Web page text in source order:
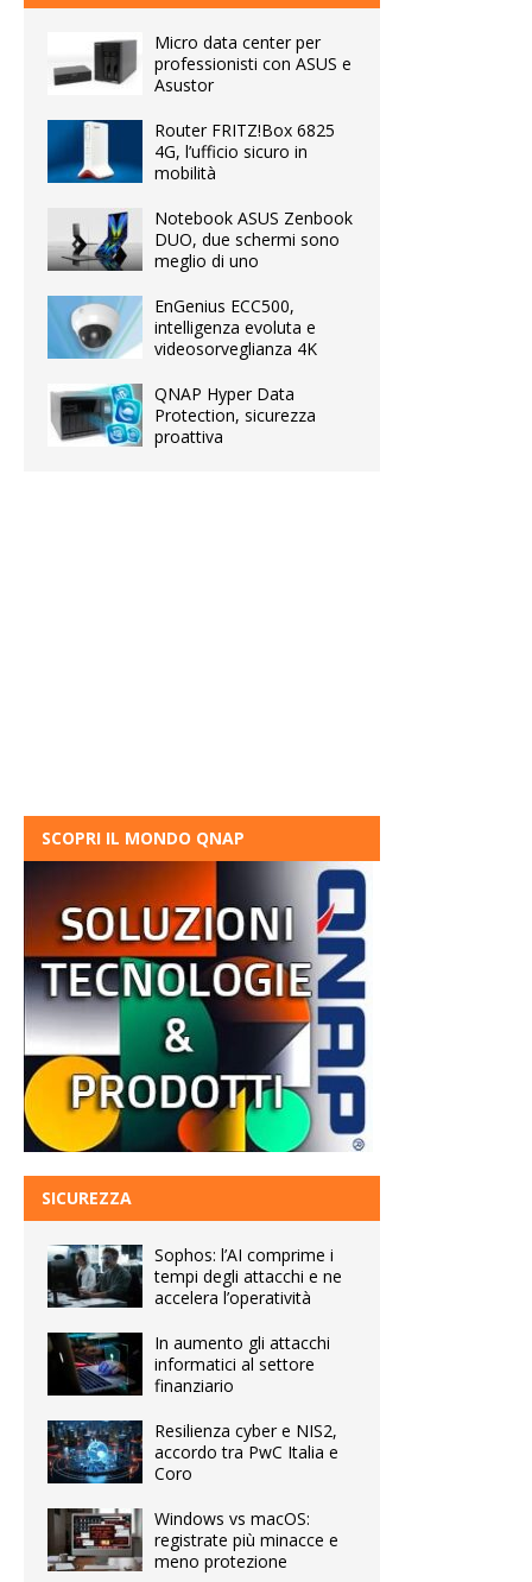
Micro data center per
professionisti con ASUS e
Asustor
Router FRITZ!Box 6825
4G, l’ufficio sicuro in
mobilità
Notebook ASUS Zenbook
DUO, due schermi sono
meglio di uno
EnGenius ECC500,
intelligenza evoluta e
videosorveglianza 4K
QNAP Hyper Data
Protection, sicurezza
proattiva
SCOPRI IL MONDO QNAP
SICUREZZA
Sophos: l’AI comprime i
tempi degli attacchi e ne
accelera l’operatività
In aumento gli attacchi
informatici al settore
finanziario
Resilienza cyber e NIS2,
accordo tra PwC Italia e
Coro
Windows vs macOS:
registrate più minacce e
meno protezione